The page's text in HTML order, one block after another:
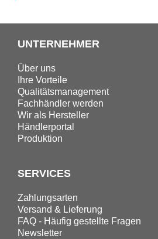
UNTERNEHMER
Über uns
Ihre Vorteile
Qualitätsmanagement
Fachhändler werden
Wir als Hersteller
Händlerportal
Produktion
SERVICES
Zahlungsarten
Versand & Lieferung
FAQ - Häufig gestellte Fragen
Newsletter